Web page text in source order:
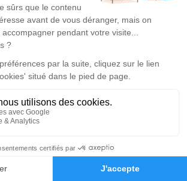
Hommages
VIRY
6 juillet, à l’âge de 92 ans.
sera célébrée le jeudi 10 juillet, à
du Val-d’Ajol, suivie
cimetière communal.
où la famille reçoit de 10h à 18h.
le personnel de l’EHPAD du Val d’Ajol,